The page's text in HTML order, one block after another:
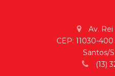
Av. Rei
CEP: 11030-
Santos/
(13)